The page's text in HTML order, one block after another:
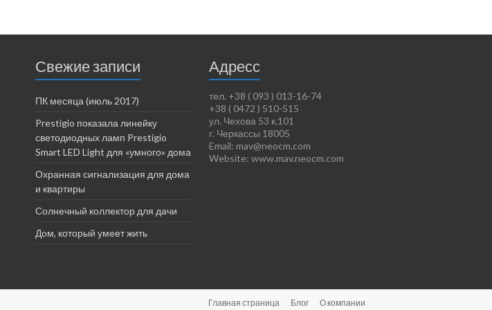
Свежие записи
ПК месяца (июль 2017)
Prestigio показала линейку
светодиодных ламп Prestigio
Smart LED Light для «умного» дома
Охранная сигнализация для дома
и квартиры
Солнечный коллектор для дачи
Дом, который умеет жить
Адресс
тел. +38 ( 093 ) 013-16-74
+38 ( 0472 ) 510-515
ул. Чехова 53 к.101
г. Черкассы 18005
Email: mav@neocm.com
Website: www.mav.neocm.com
Главная страница Блог О компании